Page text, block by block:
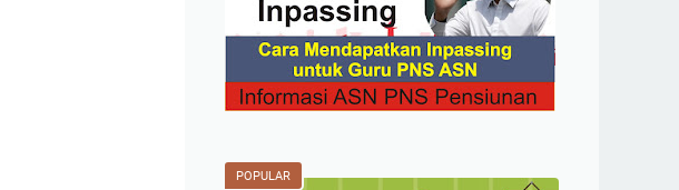
POPULAR